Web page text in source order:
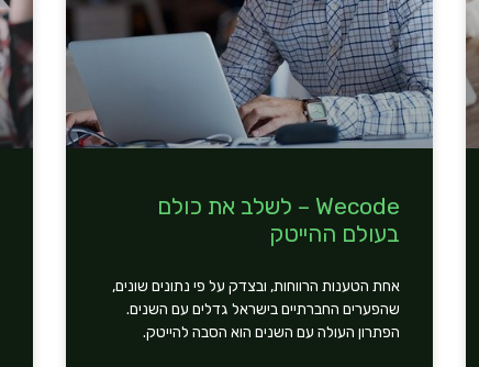
Wecode – לשלב את כולם
בעולם ההייטק
אחת הטענות הרווחות, ובצדק על פי נתונים שונים,
שהפערים החברתיים בישראל גדלים עם השנים.
הפתרון העולה עם השנים הוא הסבה להייטק.